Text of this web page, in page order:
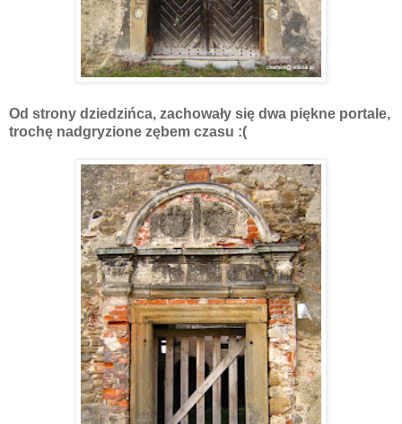
Od strony dziedzińca, zachowały się dwa piękne portale,
trochę nadgryzione zębem czasu :(